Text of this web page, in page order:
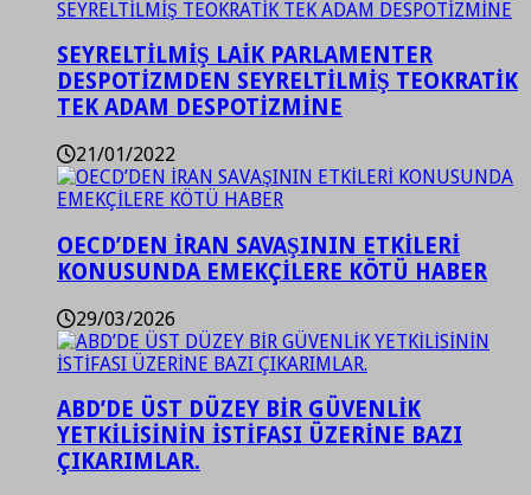
SEYRELTİLMİŞ LAİK PARLAMENTER
DESPOTİZMDEN SEYRELTİLMİŞ TEOKRATİK
TEK ADAM DESPOTİZMİNE
21/01/2022
OECD’DEN İRAN SAVAŞININ ETKİLERİ
KONUSUNDA EMEKÇİLERE KÖTÜ HABER
29/03/2026
ABD’DE ÜST DÜZEY BİR GÜVENLİK
YETKİLİSİNİN İSTİFASI ÜZERİNE BAZI
ÇIKARIMLAR.